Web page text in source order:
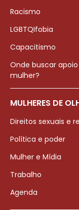
Racismo
LGBTQIfobia
Capacitismo
Onde buscar
mulher?
MULHERES DE
Direitos sexuais e
Política e poder
Mulher e Mídia
Trabalho
Agenda